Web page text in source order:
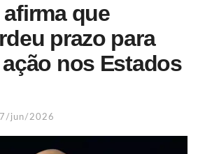
que
prazo para
nos Estados
jun/2026